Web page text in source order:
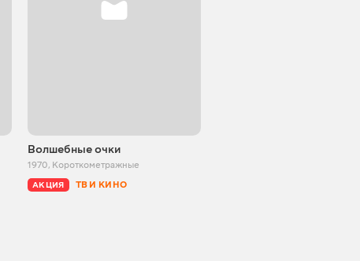
Волшебные очки
1970, Короткометражные
АКЦИЯ ТВ И КИНО